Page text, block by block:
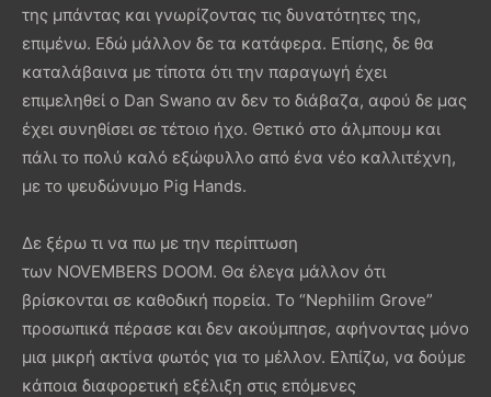
της μπάντας και γνωρίζοντας τις δυνατότητες της,
επιμένω. Εδώ μάλλον δε τα κατάφερα. Επίσης, δε θα
καταλάβαινα με τίποτα ότι την παραγωγή έχει
επιμεληθεί ο Dan Swano αν δεν το διάβαζα, αφού δε μας
έχει συνηθίσει σε τέτοιο ήχο. Θετικό στο άλμπουμ και
πάλι το πολύ καλό εξώφυλλο από ένα νέο καλλιτέχνη,
με το ψευδώνυμο Pig Hands.
Δε ξέρω τι να πω με την περίπτωση
των NOVEMBERS DOOM. Θα έλεγα μάλλον ότι
βρίσκονται σε καθοδική πορεία. Το “Nephilim Grove”
προσωπικά πέρασε και δεν ακούμπησε, αφήνοντας μόνο
μια μικρή ακτίνα φωτός για το μέλλον. Ελπίζω, να δούμε
κάποια διαφορετική εξέλιξη στις επόμενες